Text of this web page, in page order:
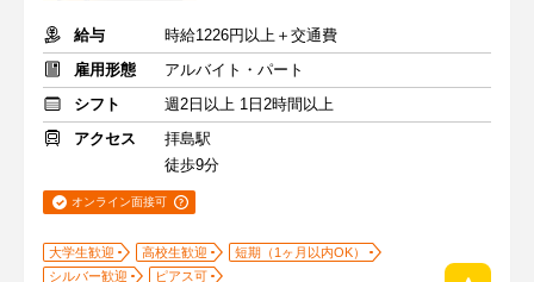
給与
時給1226円以上＋交通費
雇用形態
アルバイト・パート
シフト
週2日以上 1日2時間以上
アクセス
拝島駅
徒歩9分
オンライン面接可
大学生歓迎 高校生歓迎
短期（1ヶ月以内OK）
シルバー歓迎
ピアス可